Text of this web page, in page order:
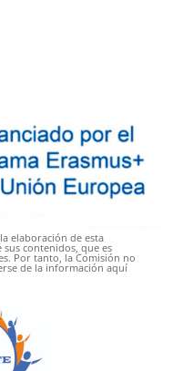
elaboración de esta
contenidos, que es
Por tanto, la Comisión no
de la información aquí